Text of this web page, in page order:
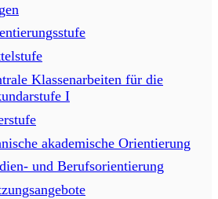
Klassenarbeiten für die
I
akademische Orientierung
und Berufsorientierung